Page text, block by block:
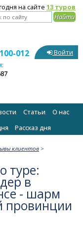
на сайте 13 туров
012 Войти
Статьи
О нас
Рассказ дня
клиентов >
туре:
в
- шарм